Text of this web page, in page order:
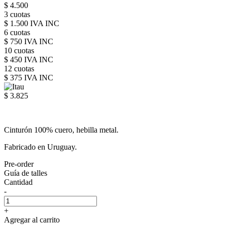
$ 4.500
3 cuotas
$ 1.500 IVA INC
6 cuotas
$ 750 IVA INC
10 cuotas
$ 450 IVA INC
12 cuotas
$ 375 IVA INC
$ 3.825
Cinturón 100% cuero, hebilla metal.
Fabricado en Uruguay.
Pre-order
Guía de talles
Cantidad
-
+
Agregar al carrito